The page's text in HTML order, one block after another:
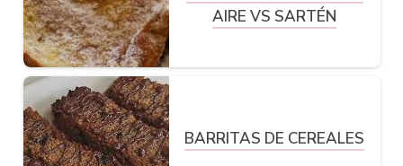
AIRE VS SARTÉN
BARRITAS DE CEREALES